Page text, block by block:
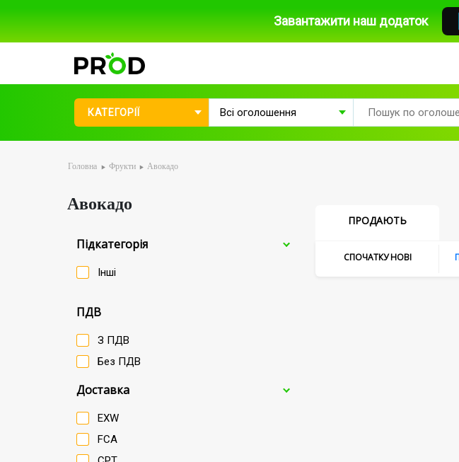
Завантажити наш додаток
КАТЕГОРІЇ
Головна Фрукти Авокадо
Авокадо
Пiдкатегорiя
Iнші
ПДВ
З ПДВ
Без ПДВ
Доставка
EXW
FCA
ПРОДАЮТЬ
CПОЧАТКУ НОВI